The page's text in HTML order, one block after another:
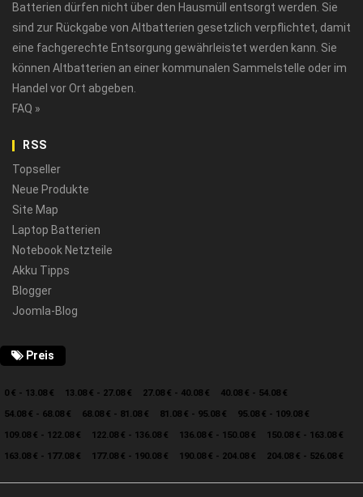
Batterien dürfen nicht über den Hausmüll entsorgt werden. Sie
sind zur Rückgabe von Altbatterien gesetzlich verpflichtet, damit
eine fachgerechte Entsorgung gewährleistet werden kann. Sie
können Altbatterien an einer kommunalen Sammelstelle oder im
Handel vor Ort abgeben.
FAQ »
RSS
Topseller
Neue Produkte
Site Map
Laptop Batterien
Notebook Netzteile
Akku Tipps
Blogger
Joomla-Blog
Preis
0 € - 13.08 € 13.08 € - 27.08 € 27.08 € - 40.08 €
40.08 € - 54.08 €
54.08 € - 68.08 €
68.08 € - 81.08 € 81.08 € - 95.08 €
95.08 € - 109.08 €
109.08 € - 122.08 €
122.08 € - 136.08 € 136.08 € - 150.08 €
150.08 € - 163.08 €
163.08 € - 177.08 €
177.08 € - 190.08 € 190.08 € - 204.08 € 204.08 € - 526.08 €